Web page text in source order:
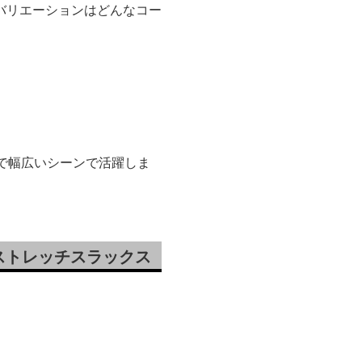
エーションはどんなコー
広いシーンで活躍しま
レッチスラックス